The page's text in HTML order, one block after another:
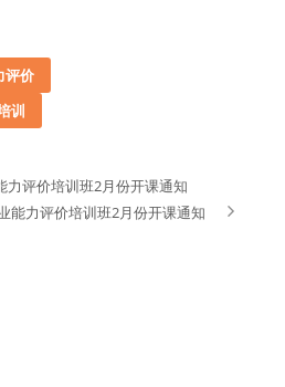
评价
训
力评价培训班2月份开课通知
能力评价培训班2月份开课通知